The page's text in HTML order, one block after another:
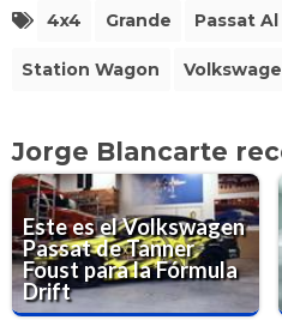
4x4 Grande Passat Al
Station Wagon
Jorge Blancarte
Este es el Volkswagen
Passat de Tanner
Foust para la Fórmula
Drift